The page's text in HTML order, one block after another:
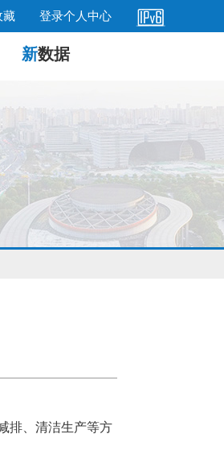
藏 登录个人中心
新数据
排、清洁生产等方